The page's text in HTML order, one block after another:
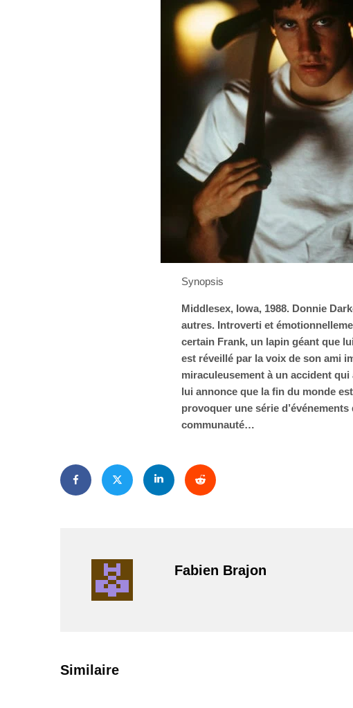
Synopsis
Middlesex, Iowa, 1988. Donnie
autres. Introverti et
certain Frank, un lapin géant que
est réveillé par la voix de son ami
miraculeusement à un accident
lui annonce que la fin du monde
provoquer une série
communauté…
Fabien Brajon
Similaire